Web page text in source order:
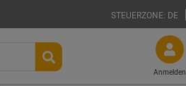
STEUERZONE: DE
Anmelden